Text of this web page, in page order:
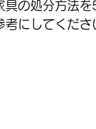
の処分方法を
にしてくださ